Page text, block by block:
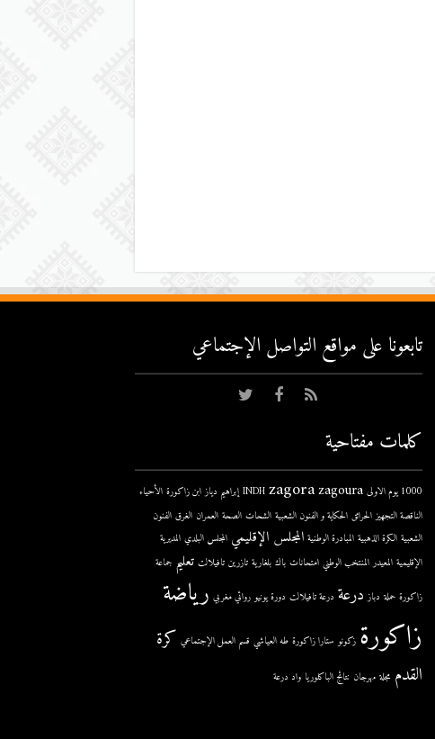
تابعونا على مواقع التواصل اﻹجتماعي
كلمات مفتاحية
1000 يوم الاولى INDH zagorazagoura إبراهيم دياز ابن زاكورة الأحياء
الناقصة التجهيز الحرائق الحكاية و الفنون الشعبية الشحات الصحة العمران الغرق الفنون
الشعبية الكرة الذهبية المبادرة الوطنية المجلس الإقليمي المجلس البلدي المديرية
الإقليمية المعيدر المنتخب الوطني امتحانات باك بلغارية تازرين تافيلالت تعليم جماعة
زاكورة حملة دباز درعة درعة تافيلالت دورة يونيو روائي مغربي رياضة
زاكورة زكونو ستارا زاكورة طه العياشي قسم العمل الإجتماعي كرة
القدم مجلة مهرجان نتائج الباكلوريا واد درعة